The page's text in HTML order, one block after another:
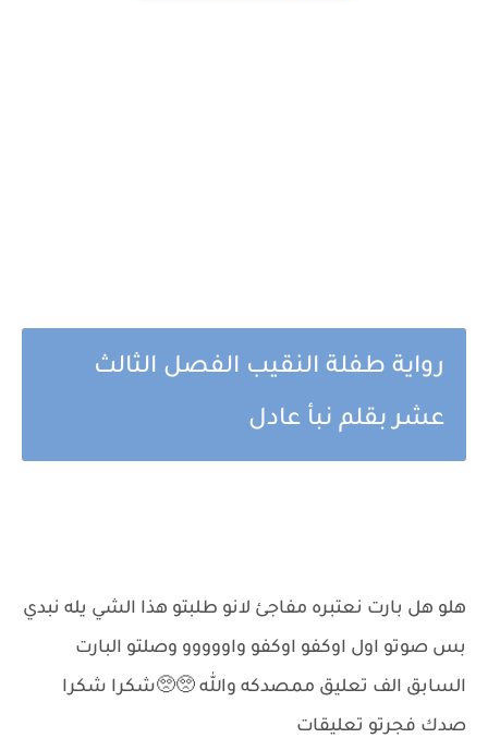
رواية طفلة النقيب الفصل الثالث
عشر بقلم نبأ عادل
هلو هل بارت نعتبره مفاجئ لانو طلبتو هذا الشي يله نبدي
بس صوتو اول اوكفو اوكفو واووووو وصلتو البارت
السابق الف تعليق ممصدكه والله 🥺🥺شكرا شكرا
صدك فجرتو تعليقات